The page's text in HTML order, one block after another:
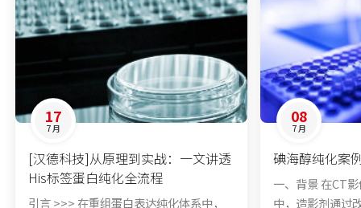
[汉德科技]从原理到实战：一文讲透
His标签蛋白纯化全流程
引言 >>> 在重组蛋白表达纯化体系中，
碘海醇纯化案
一、背景 在CT
中，造影剂通过